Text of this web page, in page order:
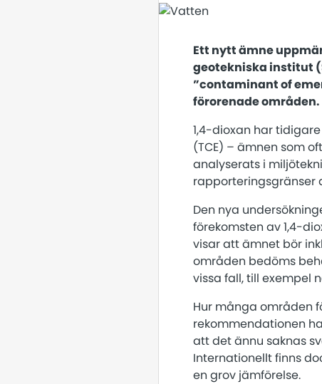
Ett nytt ämne
geotekniska institut
”contaminant of
förorenade områden.
1,4-dioxan har
(TCE) – ämnen som
analyserats i
rapporteringsgränser
Den nya
förekomsten av 1,4-
visar att ämnet bör
områden bedöms
vissa fall, till exempel
Hur många områden
rekommendationen
att det ännu saknas
Internationellt finns
en grov jämförelse.